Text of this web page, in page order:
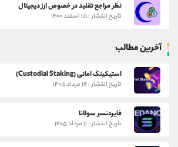
نظر مراجع تقلید در خصوص ارز دیجیتال
تاریخ انتشار : ۱۵ اسفند ۱۴۰۰
آخرین مطالب
استیکینگ امانی (Custodial Staking)
تاریخ انتشار : ۱۴ مرداد ۱۴۰۵
فایردنسر سولانا
تاریخ انتشار : ۱۱ مرداد ۱۴۰۵